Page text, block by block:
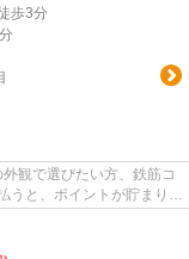
歩3分
観で選びたい方、鉄筋コ
うと、ポイントが貯まりや